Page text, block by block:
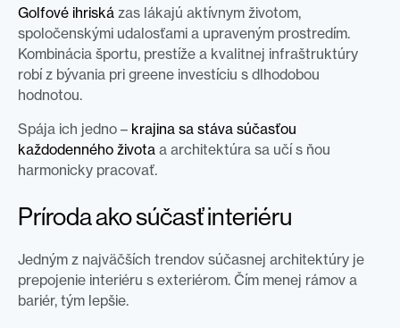
Golfové ihriskázas lákajú aktívnym životom,
spoločenskými udalosťami a upraveným prostredím.
Kombinácia športu, prestíže a kvalitnej infraštruktúry
robí z bývania pri greene investíciu s dlhodobou
hodnotou.
Spája ich jedno – krajina sa stáva súčasťou
každodenného životaa architektúra sa učí s ňou
harmonicky pracovať.
Príroda ako súčasť interiéru
Jedným z najväčších trendov súčasnej architektúry je
prepojenie interiéru s exteriérom. Čím menej rámov a
bariér, tým lepšie.